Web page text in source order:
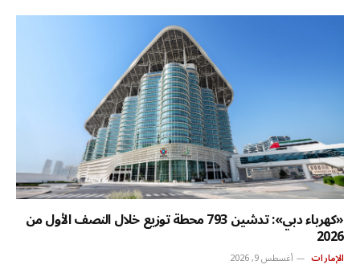
«كهرباء دبي»: تدشين 793 محطة توزيع خلال النصف الأول من
2026
الإمارات أغسطس 9, 2026